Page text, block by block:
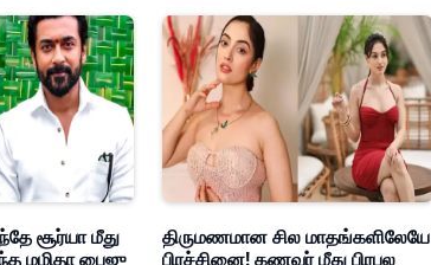
சூர்யா மீது
மமிதா பைஜு
திருமணமான சில மாதங்களிலேயே
பிரச்சினை! கணவர் மீது பிரபல